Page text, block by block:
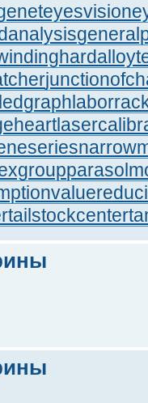
eyesvision
tailstockcenter